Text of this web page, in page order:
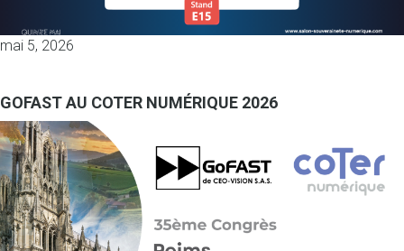
mai 5, 2026
GOFAST AU COTER NUMÉRIQUE 2026